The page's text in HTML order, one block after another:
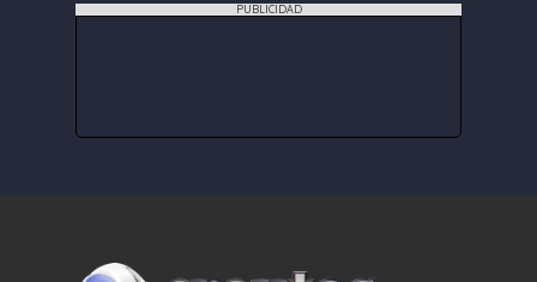
PUBLICIDAD